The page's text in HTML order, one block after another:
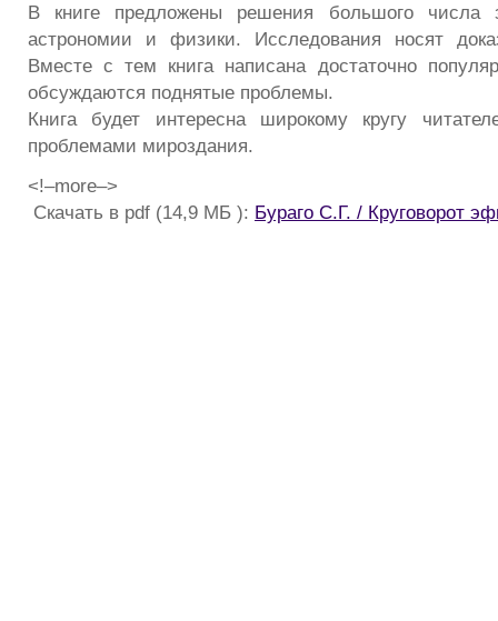
В книге предложены решения большого числа
астрономии и физики. Исследования носят
Вместе с тем книга написана достаточно
обсуждаются поднятые проблемы.
Книга будет интересна широкому кругу
проблемами мироздания.
<!–more–>
Скачать в pdf (14,9 МБ ): Бураго С.Г. / Круговорот